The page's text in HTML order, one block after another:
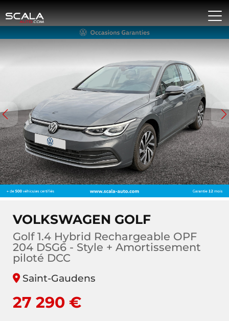
VOLKSWAGEN GOLF
Golf 1.4 Hybrid Rechargeable OPF
204 DSG6 - Style + Amortissement
piloté DCC
Saint-Gaudens
27 290 €